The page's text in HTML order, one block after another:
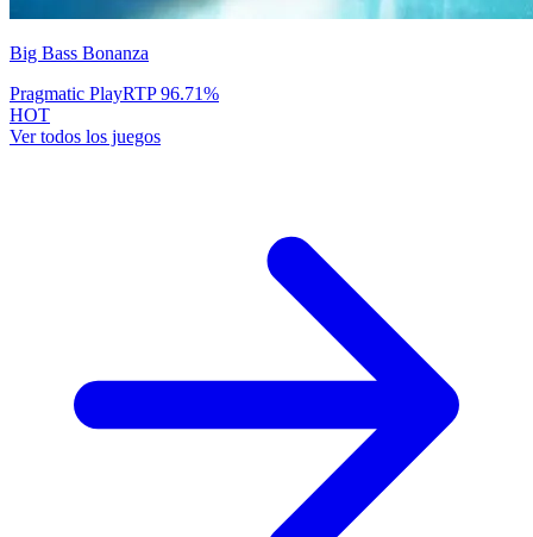
Big Bass Bonanza
Pragmatic PlayRTP96.71%
HOT
Ver todos los juegos